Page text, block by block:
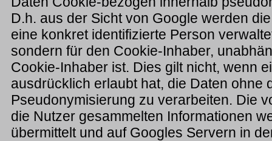
D.h. aus der Sicht von Google werden
eine konkret identifizierte Person
sondern für den Cookie-Inhaber,
Cookie-Inhaber ist. Dies gilt nicht, wenn
ausdrücklich erlaubt hat, die Daten ohne
Pseudonymisierung zu verarbeiten. Die
die Nutzer gesammelten Informationen
übermittelt und auf Googles Servern in